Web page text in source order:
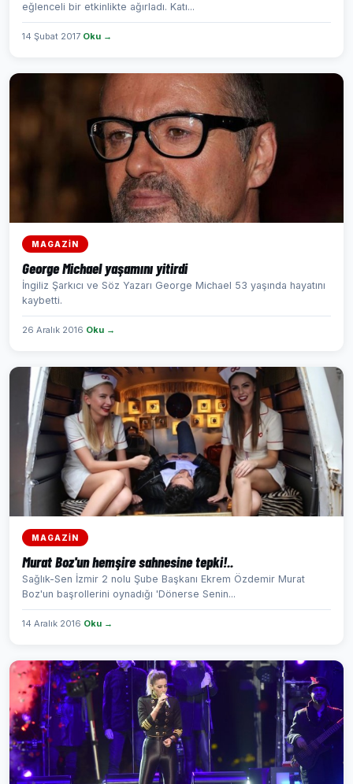
eğlenceli bir etkinlikte ağırladı. Katı...
14 Şubat 2017 Oku →
MAGAZİN
George Michael yaşamını yitirdi
İngiliz Şarkıcı ve Söz Yazarı George Michael 53 yaşında hayatını
kaybetti.
26 Aralık 2016 Oku →
MAGAZİN
Murat Boz'un hemşire sahnesine tepki!..
Sağlık-Sen İzmir 2 nolu Şube Başkanı Ekrem Özdemir Murat
Boz'un başrollerini oynadığı 'Dönerse Senin...
14 Aralık 2016 Oku →